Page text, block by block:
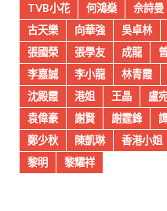
TVB小花 何鴻燊 佘詩曼
古天樂
向華強 吳卓林
張國榮
張學友 成龍
李嘉誠
李小龍 林青霞
沈殿霞
港姐 王晶 盧
袁偉豪
謝賢 謝霆鋒
鄭少秋
陳凱琳 香港小姐
黎明
黎耀祥